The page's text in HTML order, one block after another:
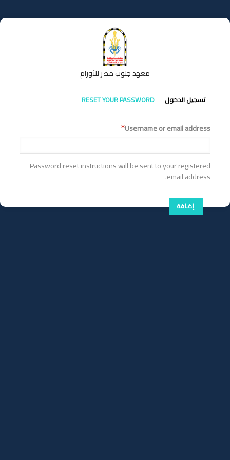
إلى
المحتوى
معهد جنوب مصر للأورام
التبويبات
الأساسية
تسجيل الدخول RESET YOUR PASSWORD
Username or email address
Password reset instructions will be sent to your registered
email address.